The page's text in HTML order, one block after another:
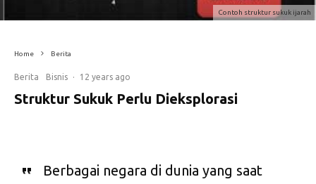
Contoh struktur sukuk ijarah
Home Berita
Berita Bisnis · 12 years ago
Struktur Sukuk Perlu Dieksplorasi
Berbagai negara di dunia yang saat